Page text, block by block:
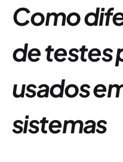
Como
de testes
usados
sistemas